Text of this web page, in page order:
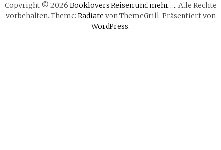
Copyright © 2026 Booklovers Reisen und mehr….. Alle Rechte
vorbehalten. Theme: Radiate von ThemeGrill. Präsentiert von
WordPress.